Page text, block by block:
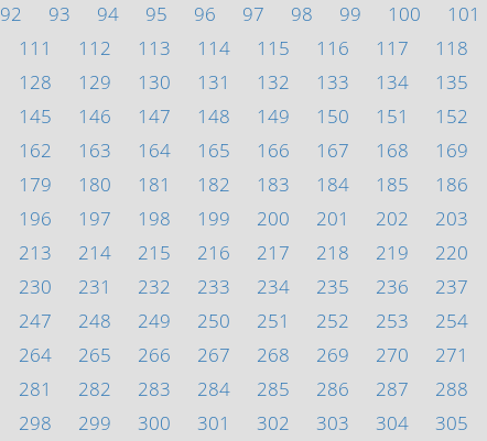
92 93 94 95 96 97 98 99 100 101
111 112 113 114 115 116 117 118
128 129 130 131 132 133 134 135
145 146 147 148 149 150 151 152
162 163 164 165 166 167 168 169
179 180 181 182 183 184 185 186
196 197 198 199 200 201 202 203
213 214 215 216 217 218 219 220
230 231 232 233 234 235 236 237
247 248 249 250 251 252 253 254
264 265 266 267 268 269 270 271
281 282 283 284 285 286 287 288
298 299 300 301 302 303 304 305